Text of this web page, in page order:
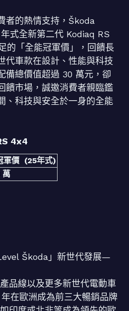
者的熱情支持，Škoda
式全新第二代 Kodiaq RS
的「全能冠軍價」，回饋長
代車款在設計、性能與科技
備總價值超過 30 萬元，卻
饋市場，誠邀消費者親臨鑑
、科技與安全於一身的全能
4x4
軍價 (25年式)
萬
Škoda」新世代發展—
品線以及更多新世代電動車
在歐洲成為前三大暢銷品牌